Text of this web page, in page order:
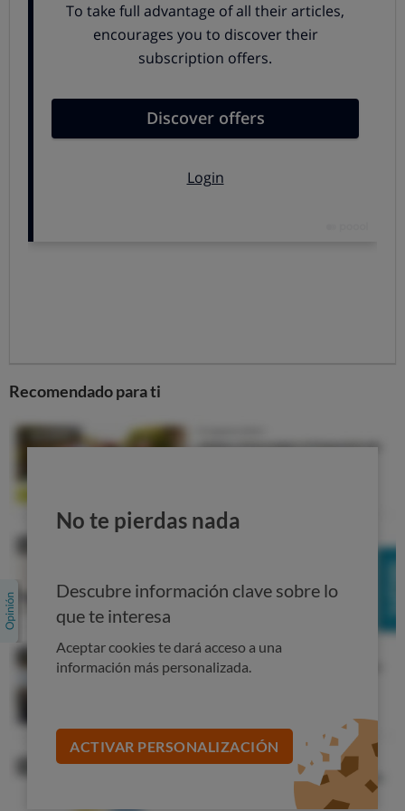
Por término medio,las primas para el coche
eléctrico han sido un 17% más caras que las del
coche de gasolina(un 15% en la opción con
La respuesta es quesí, los seguros para coche "eco",
híbridos o eléctricos, son en general
l coste de las reparaciones es un factor
aún combustión, pero también tienen en cuenta para
Dos buenas opciones para tu coche
independientemente del tipo de coche que haya que
asegurar, hay grandes diferencias de precio entre
seguros: las diferencias entre las 23 pólizas a todo riesgo
analizadas varían entre 400 y 1.700 euros según la
Recomendado para ti
No te pierdas nada
Descubre información clave sobre lo
que te interesa
Aceptar cookies te dará acceso a una
información más personalizada.
ACTIVAR PERSONALIZACIÓN